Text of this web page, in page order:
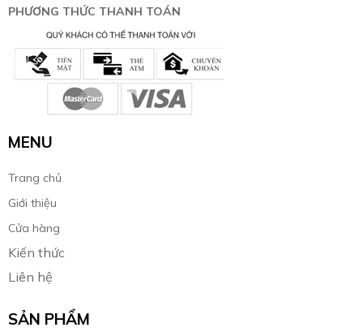
PHƯƠNG THỨC THANH TOÁN
MENU
Trang chủ
Giới thiệu
Cửa hàng
Kiến thức
Liên hệ
SẢN PHẨM